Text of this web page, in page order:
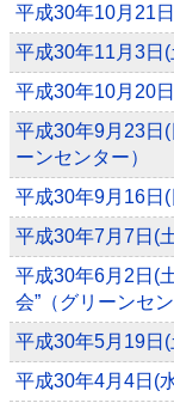
平成30年10月21
平成30年11月3日
平成30年10月20
平成30年9月23日
ーンセンター）
平成30年9月16日
平成30年7月7日(
平成30年6月2日(
会”（グリーンセン
平成30年5月19日
平成30年4月4日(